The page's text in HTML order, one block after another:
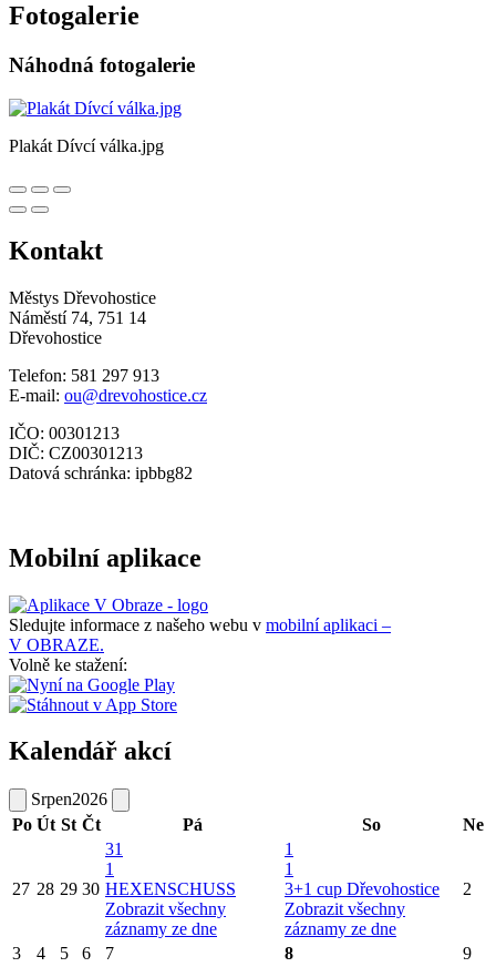
Fotogalerie
Náhodná fotogalerie
Plakát Dívcí válka.jpg
Kontakt
Městys Dřevohostice
Náměstí 74, 751 14
Dřevohostice
Telefon: 581 297 913
E-mail: ou@drevohostice.cz
IČO: 00301213
DIČ: CZ00301213
Datová schránka: ipbbg82
Mobilní aplikace
Sledujte informace z našeho webu v mobilní aplikaci –
V OBRAZE.
Volně ke stažení:
Kalendář akcí
Srpen2026
Po Út St Čt Pá So Ne
27 28 29 30
31
1
HEXENSCHUSS
Zobrazit všechny
záznamy ze dne
1
1
3+1 cup Dřevohostice
Zobrazit všechny
záznamy ze dne
2
3 4 5 6 7 8 9